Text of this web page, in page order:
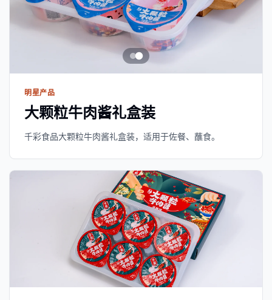
明星产品
大颗粒牛肉酱礼盒装
千彩食品大颗粒牛肉酱礼盒装，适用于佐餐、蘸食。